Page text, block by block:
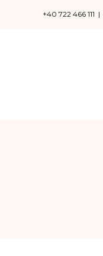
+40 722 466 111 |